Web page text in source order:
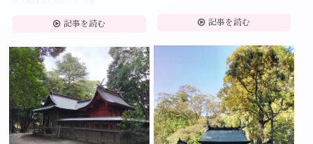
記事を読む 記事を読む